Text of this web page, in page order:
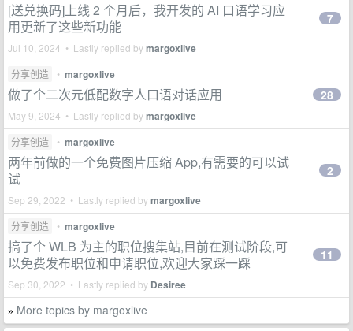
[送兑换码]上线 2 个月后，我开发的 AI 口语学习应
用更新了这些新功能
Jul 10, 2024 • Lastly replied bymargoxlive
7
分享创造 • margoxlive
做了个二次元低配数字人口语对话应用
May 9, 2024 • Lastly replied bymargoxlive
28
分享创造 • margoxlive
两年前做的一个免费图片压缩 App,有需要的可以试
试
Sep 29, 2022 • Lastly replied bymargoxlive
2
分享创造 • margoxlive
搞了个 WLB 为主的职位搜集站,目前在测试阶段,可
以免费发布职位和申请职位,欢迎大家踩一踩
Sep 30, 2022 • Lastly replied by Desiree
11
» More topics by margoxlive